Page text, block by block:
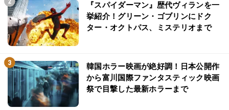
『スパイダーマン』歴代ヴィランを一
挙紹介！グリーン・ゴブリンにドク
ター・オクトパス、ミステリオまで
韓国ホラー映画が絶好調！日本公開作
から富川国際ファンタスティック映画
祭で目撃した最新ホラーまで